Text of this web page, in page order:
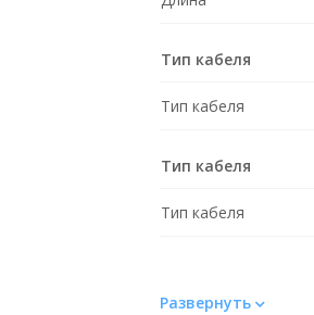
Тип кабеля
Тип кабеля
Тип кабеля
Тип кабеля
Развернуть